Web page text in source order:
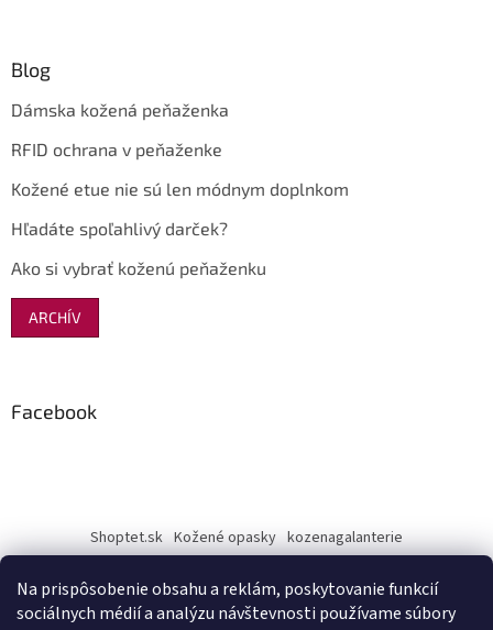
Na prispôsobenie obsahu a reklám, poskytovanie funkcií
sociálnych médií a analýzu návštevnosti používame súbory
Blog
Dámska kožená peňaženka
RFID ochrana v peňaženke
Kožené etue nie sú len módnym doplnkom
Hľadáte spoľahlivý darček?
Ako si vybrať koženú peňaženku
ARCHÍV
Facebook
Shoptet.sk Kožené opasky kozenagalanterie